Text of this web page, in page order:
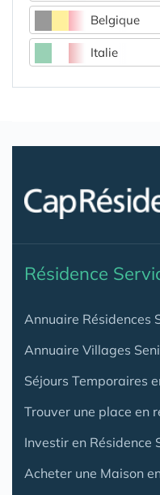
Belgique
Italie
Résidence
Annuaire Résidences
Annuaire Villages
Séjours Temporaires
Trouver une place en
Investir en Résidence
Acheter une Maison